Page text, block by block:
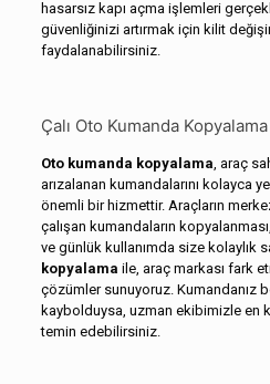
hasarsız kapı açma işlemleri
güvenliğinizi artırmak için kilit
faydalanabilirsiniz.
Çalı Oto Kumanda Kopyalama
Oto kumanda kopyalama , araç
arızalanan kumandalarını kolayca
önemli bir hizmettir. Araçların
çalışan kumandaların
ve günlük kullanımda size kolaylık
kopyalama ile, araç markası fark
çözümler sunuyoruz. Kumandanız
kaybolduysa, uzman ekibimizle en
temin edebilirsiniz.